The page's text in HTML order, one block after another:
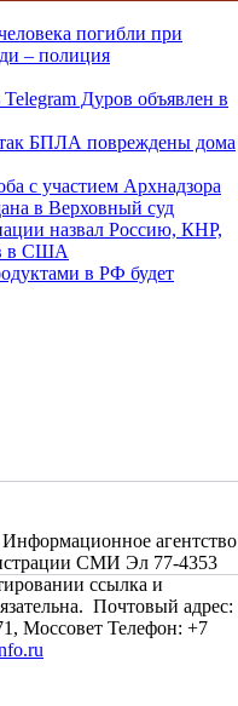
погибли при
– полиция
Дуров объявлен в
БПЛА повреждены дома
с участием Архнадзора
в Верховный суд
назвал Россию, КНР,
в США
в РФ будет
агентство
СМИ Эл 77-4353
ссылка и
Почтовый адрес:
Моссовет Телефон: +7